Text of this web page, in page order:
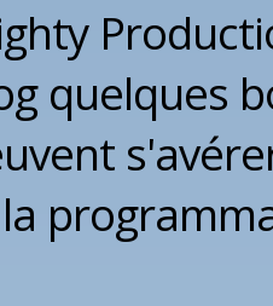
quelques